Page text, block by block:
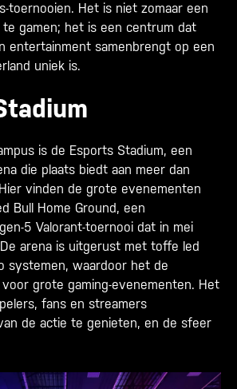
toernooien. Het is niet zomaar een
gamen; het is een centrum dat
entertainment samenbrengt op een
uniek is.
is de Esports Stadium, een
die plaats biedt aan meer dan
vinden de grote evenementen
Bull Home Ground, een
5 Valorant-toernooi dat in mei
arena is uitgerust met toffe led
systemen, waardoor het de
grote gaming-evenementen. Het
fans en streamers
de actie te genieten, en de sfeer